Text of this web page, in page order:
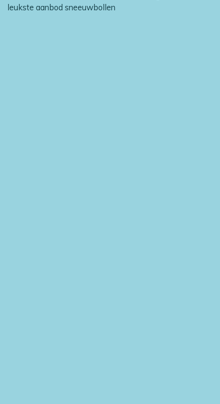
leukste aanbod sneeuwbollen